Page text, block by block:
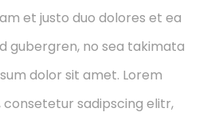
et justo duo dolores et ea
gubergren, no sea takimata
dolor sit amet. Lorem
sadipscing elitr,